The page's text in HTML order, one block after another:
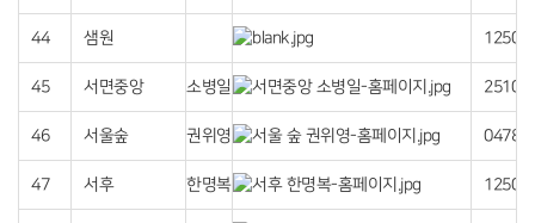
44 샘원 12506
45 서면중앙 소병일 25101
46 서울숲 권위영 04788
47 서후 한명복 12504